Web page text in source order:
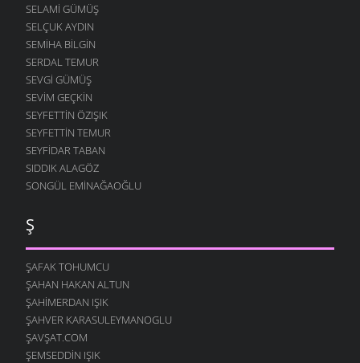
SELAMI GÜMÜŞ
SELÇUK AYDIN
SEMIHA BILGIN
SERDAL TEMUR
SEVGI GÜMÜŞ
SEVIM GEÇKIN
SEYFETTIN ÖZIŞIK
SEYFETTIN TEMUR
SEYFIDAR TABAN
SIDDIK ALAGÖZ
SONGÜL EMINAĞAOĞLU
Ş
ŞAFAK TOHUMCU
ŞAHAN HAKAN ALTUN
ŞAHIMERDAN IŞIK
ŞAHVER KARASULEYMANOGLU
ŞAVŞAT.COM
ŞEMSEDDIN IŞIK